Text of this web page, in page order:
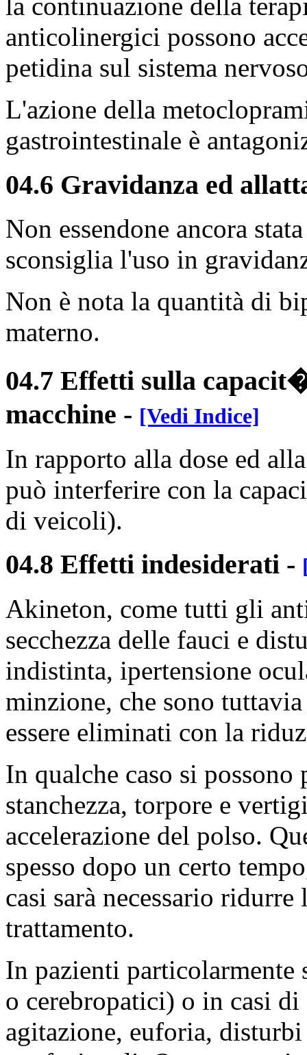
anticolinergici possono
petidina sul sistema
L'azione della
gastrointestinale è
04.6 Gravidanza ed
Non essendone ancora
sconsiglia l'uso in
Non è nota la quantità di
materno.
04.7 Effetti sulla
macchine - [Vedi Indice]
In rapporto alla dose ed
può interferire con la
di veicoli).
04.8 Effetti indesiderati -
Akineton, come tutti gli
secchezza delle fauci e
indistinta, ipertensione
minzione, che sono
essere eliminati con la
In qualche caso si possono
stanchezza, torpore e
accelerazione del polso.
spesso dopo un certo
casi sarà necessario
trattamento.
In pazienti particolarmente
o cerebropatici) o in casi
agitazione, euforia,